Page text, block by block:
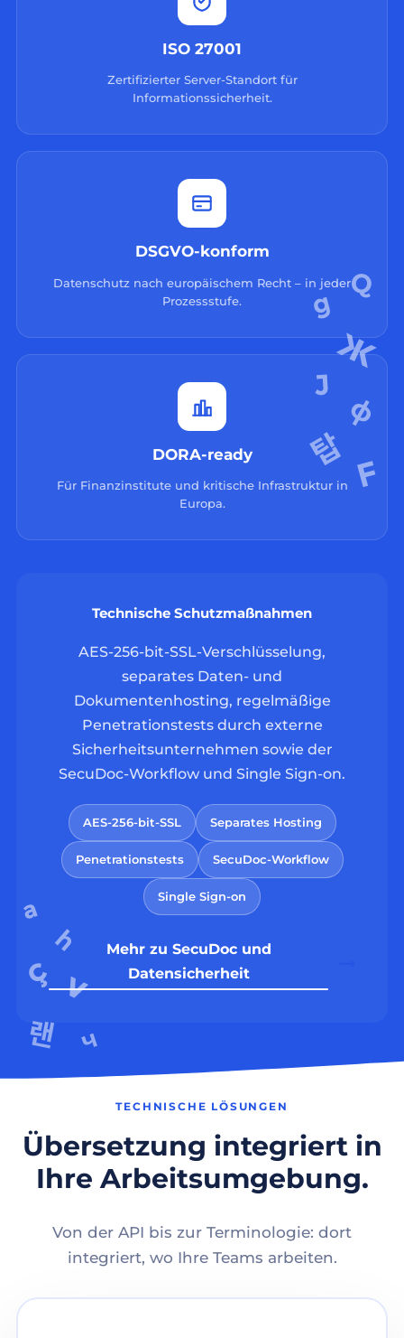
ISO 27001
Zertifizierter Server-Standort für
Informationssicherheit.
DSGVO-konform
Datenschutz nach europäischem Recht – in jeder
Prozessstufe.
DORA-ready
Für Finanzinstitute und kritische Infrastruktur in
Europa.
Technische Schutzmaßnahmen
AES-256-bit-SSL-Verschlüsselung,
separates Daten- und
Dokumentenhosting, regelmäßige
Penetrationstests durch externe
Sicherheitsunternehmen sowie der
SecuDoc-Workflow und Single Sign-on.
AES-256-bit-SSL Separates Hosting
Penetrationstests SecuDoc-Workflow
Single Sign-on
Mehr zu SecuDoc und
Datensicherheit
TECHNISCHE LÖSUNGEN
Übersetzung integriert in
Ihre Arbeitsumgebung.
Von der API bis zur Terminologie: dort
integriert, wo Ihre Teams arbeiten.